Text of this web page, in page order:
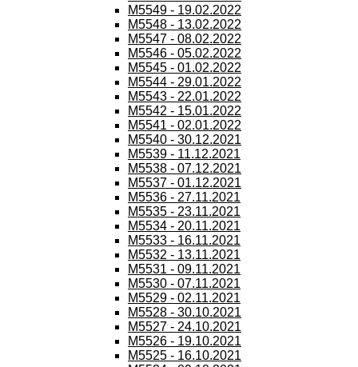
M5549 - 19.02.2022
M5548 - 13.02.2022
M5547 - 08.02.2022
M5546 - 05.02.2022
M5545 - 01.02.2022
M5544 - 29.01.2022
M5543 - 22.01.2022
M5542 - 15.01.2022
M5541 - 02.01.2022
M5540 - 30.12.2021
M5539 - 11.12.2021
M5538 - 07.12.2021
M5537 - 01.12.2021
M5536 - 27.11.2021
M5535 - 23.11.2021
M5534 - 20.11.2021
M5533 - 16.11.2021
M5532 - 13.11.2021
M5531 - 09.11.2021
M5530 - 07.11.2021
M5529 - 02.11.2021
M5528 - 30.10.2021
M5527 - 24.10.2021
M5526 - 19.10.2021
M5525 - 16.10.2021